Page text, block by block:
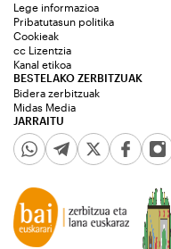
JARRAITU
Lege informazioa
Pribatutasun politika
Cookieak
cc Lizentzia
Kanal etikoa
BESTELAKO ZERBITZUAK
Bidera zerbitzuak
Midas Media